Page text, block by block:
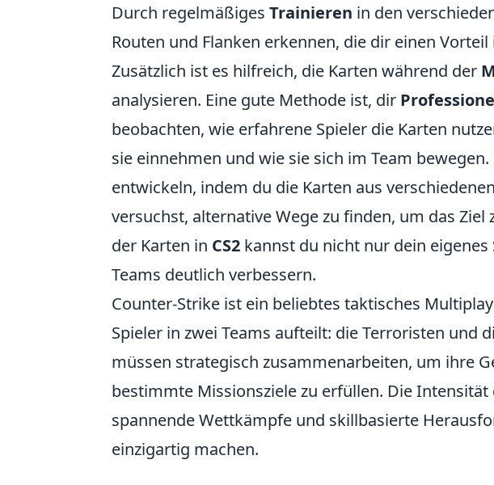
Durch regelmäßiges Trainieren in den
Routen und Flanken erkennen, die dir einen
Zusätzlich ist es hilfreich, die Karten während der
analysieren. Eine gute Methode ist, dir
beobachten, wie erfahrene Spieler die Karten
sie einnehmen und wie sie sich im Team
entwickeln, indem du die Karten aus
versuchst, alternative Wege zu finden, um das
der Karten in CS2 kannst du nicht nur dein
Teams deutlich verbessern.
Counter-Strike ist ein beliebtes taktisches
Spieler in zwei Teams aufteilt: die Terroristen und
müssen strategisch zusammenarbeiten, um ihre
bestimmte Missionsziele zu erfüllen. Die Intensität
spannende Wettkämpfe und skillbasierte
einzigartig machen.